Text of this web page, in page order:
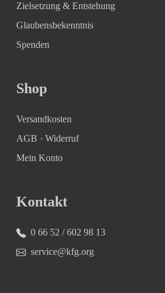
Zielsetzung & Entstehung
Glaubensbekenntnis
Spenden
Shop
Versandkosten
AGB · Widerruf
Mein Konto
Kontakt
0 66 52 / 602 98 13
service@kfg.org